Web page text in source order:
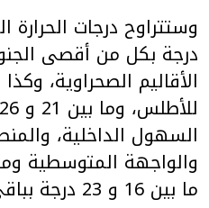
درجة بكل من أقصى
الأقاليم الصحراوية،
السهول الداخلية،
والواجهة المتوسطية
ما بين 16 و 23 درجة بباقي الأرجاء الأخرى.